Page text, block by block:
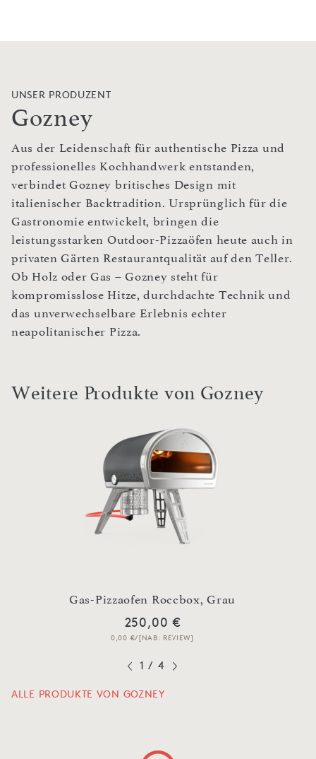
UNSER PRODUZENT
Gozney
Aus der Leidenschaft für authentische Pizza und
professionelles Kochhandwerk entstanden,
verbindet Gozney britisches Design mit
italienischer Backtradition. Ursprünglich für die
Gastronomie entwickelt, bringen die
leistungsstarken Outdoor-Pizzaöfen heute auch in
privaten Gärten Restaurantqualität auf den Teller.
Ob Holz oder Gas – Gozney steht für
kompromisslose Hitze, durchdachte Technik und
das unverwechselbare Erlebnis echter
neapolitanischer Pizza.
Weitere Produkte von Gozney
Gas-Pizzaofen Roccbox, Grau
250,00 €
0,00 €/[NAB: REVIEW]
1 / 4
ALLE PRODUKTE VON GOZNEY